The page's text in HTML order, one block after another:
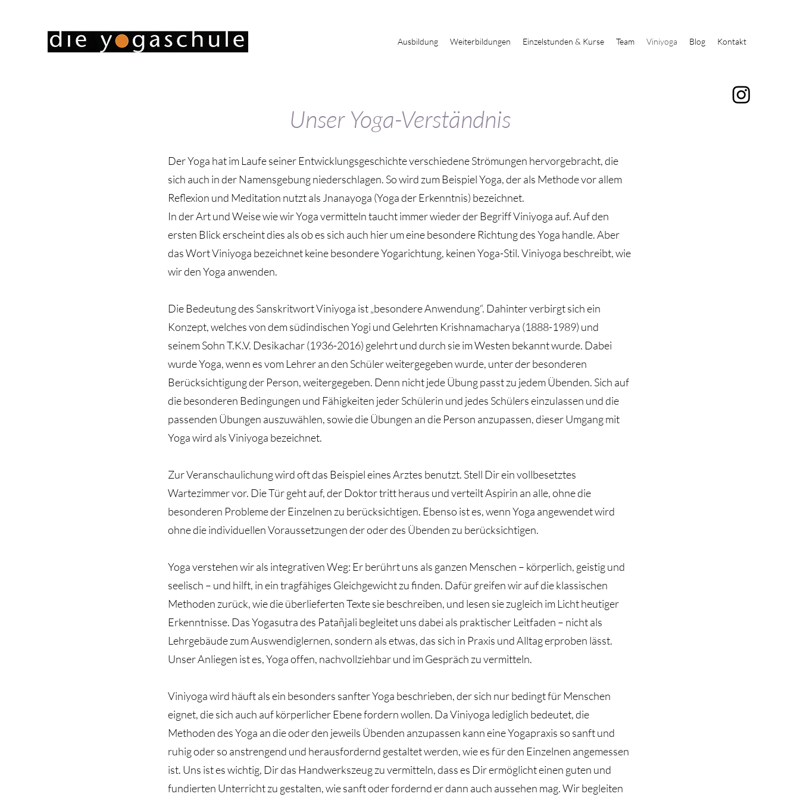
Ausbildung Weiterbildungen Einzelstunden & Kurse Team Viniyoga Blog Kontakt
Unser Yoga-Verständnis
Der Yoga hat im Laufe seiner Entwicklungsgeschichte verschiedene Strömungen hervorgebracht, die
sich auch in der Namensgebung niederschlagen. So wird zum Beispiel Yoga, der als Methode vor allem
Reflexion und Meditation nutzt als Jnanayoga (Yoga der Erkenntnis) bezeichnet.
In der Art und Weise wie wir Yoga vermitteln taucht immer wieder der Begriff Viniyoga auf. Auf den
ersten Blick erscheint dies als ob es sich auch hier um eine besondere Richtung des Yoga handle. Aber
das Wort Viniyoga bezeichnet keine besondere Yogarichtung, keinen Yoga-Stil. Viniyoga beschreibt, wie
wir den Yoga anwenden.
Die Bedeutung des Sanskritwort Viniyoga ist „besondere Anwendung“. Dahinter verbirgt sich ein
Konzept, welches von dem südindischen Yogi und Gelehrten Krishnamacharya (1888-1989) und
seinem Sohn T.K.V. Desikachar (1936-2016) gelehrt und durch sie im Westen bekannt wurde. Dabei
wurde Yoga, wenn es vom Lehrer an den Schüler weitergegeben wurde, unter der besonderen
Berücksichtigung der Person, weitergegeben. Denn nicht jede Übung passt zu jedem Übenden. Sich auf
die besonderen Bedingungen und Fähigkeiten jeder Schülerin und jedes Schülers einzulassen und die
passenden Übungen auszuwählen, sowie die Übungen an die Person anzupassen, dieser Umgang mit
Yoga wird als Viniyoga bezeichnet.
Zur Veranschaulichung wird oft das Beispiel eines Arztes benutzt. Stell Dir ein vollbesetztes
Wartezimmer vor. Die Tür geht auf, der Doktor tritt heraus und verteilt Aspirin an alle, ohne die
besonderen Probleme der Einzelnen zu berücksichtigen. Ebenso ist es, wenn Yoga angewendet wird
ohne die individuellen Voraussetzungen der oder des Übenden zu berücksichtigen.
Yoga verstehen wir als integrativen Weg: Er berührt uns als ganzen Menschen – körperlich, geistig und
seelisch – und hilft, in ein tragfähiges Gleichgewicht zu finden. Dafür greifen wir auf die klassischen
Methoden zurück, wie die überlieferten Texte sie beschreiben, und lesen sie zugleich im Licht heutiger
Erkenntnisse. Das Yogasutra des Patañjali begleitet uns dabei als praktischer Leitfaden – nicht als
Lehrgebäude zum Auswendiglernen, sondern als etwas, das sich in Praxis und Alltag erproben lässt.
Unser Anliegen ist es, Yoga offen, nachvollziehbar und im Gespräch zu vermitteln.
Viniyoga wird häuft als ein besonders sanfter Yoga beschrieben, der sich nur bedingt für Menschen
eignet, die sich auch auf körperlicher Ebene fordern wollen. Da Viniyoga lediglich bedeutet, die
Methoden des Yoga an die oder den jeweils Übenden anzupassen kann eine Yogapraxis so sanft und
ruhig oder so anstrengend und herausfordernd gestaltet werden, wie es für den Einzelnen angemessen
ist. Uns ist es wichtig, Dir das Handwerkszeug zu vermitteln, dass es Dir ermöglicht einen guten und
fundierten Unterricht zu gestalten, wie sanft oder fordernd er dann auch aussehen mag. Wir begleiten